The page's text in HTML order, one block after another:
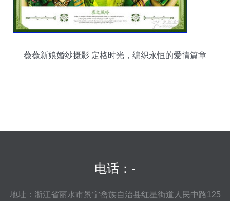
薇薇新娘婚纱摄影 定格时光，编织永恒的爱情篇章
电话：-
地址：浙江省丽水市景宁畲族自治县红星街道人民中路125